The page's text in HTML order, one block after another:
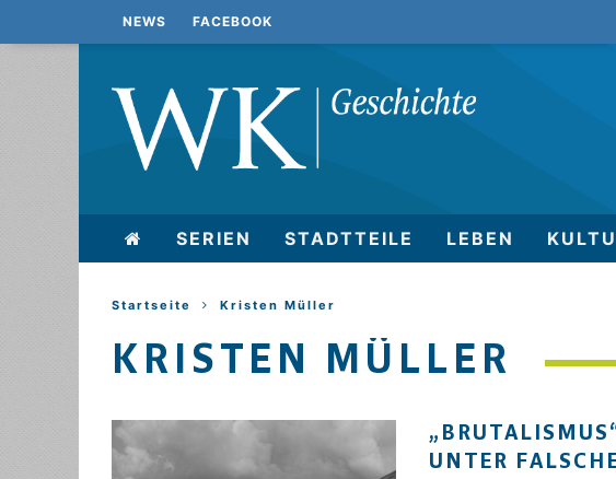
NEWS FACEBOOK
SERIEN STADTTEILE LEBEN
Startseite Kristen Müller
KRISTEN MÜLLER
UNTER